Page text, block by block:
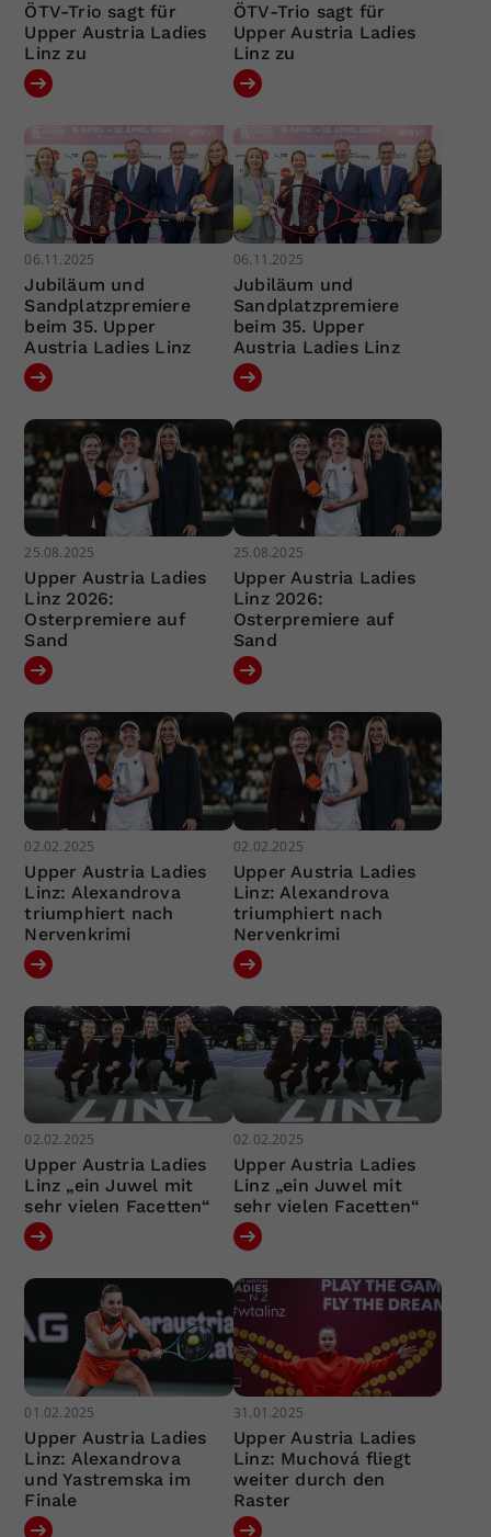
ÖTV-Trio sagt für
Upper Austria Ladies
Linz zu
ÖTV-Trio sagt für
Upper Austria Ladies
Linz zu
06.11.2025
Jubiläum und
Sandplatzpremiere
beim 35. Upper
Austria Ladies Linz
06.11.2025
Jubiläum und
Sandplatzpremiere
beim 35. Upper
Austria Ladies Linz
25.08.2025
Upper Austria Ladies
Linz 2026:
Osterpremiere auf
Sand
25.08.2025
Upper Austria Ladies
Linz 2026:
Osterpremiere auf
Sand
02.02.2025
Upper Austria Ladies
Linz: Alexandrova
triumphiert nach
Nervenkrimi
02.02.2025
Upper Austria Ladies
Linz: Alexandrova
triumphiert nach
Nervenkrimi
02.02.2025
Upper Austria Ladies
Linz „ein Juwel mit
sehr vielen Facetten“
02.02.2025
Upper Austria Ladies
Linz „ein Juwel mit
sehr vielen Facetten“
01.02.2025
Upper Austria Ladies
Linz: Alexandrova
und Yastremska im
Finale
31.01.2025
Upper Austria Ladies
Linz: Muchová fliegt
weiter durch den
Raster